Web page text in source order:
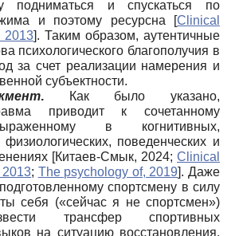
подниматься и спускаться по
и поэтому ресурсна
[Clinical
2013]. Таким образом, аутентичные
психологического благополучия в
за счет реализации намерения и
субъектности.
. Как было указано,
приводит к сочетанному
в когнитивных,
поведенческих и
[Китаев-Смык, 2024; Clinical
2013; The psychology of, 2019]. Даже
спортсмену в силу
себя («сейчас я не спортсмен»)
трансфер спортивных
на ситуацию восстановления.